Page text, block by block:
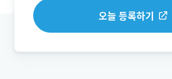
오늘 등록하기